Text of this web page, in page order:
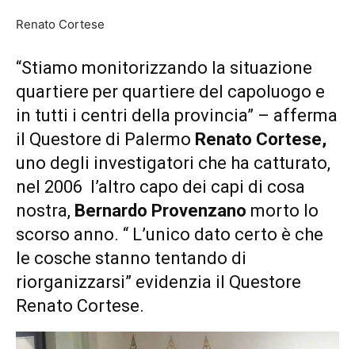
Renato Cortese
“Stiamo monitorizzando la situazione
quartiere per quartiere del capoluogo e
in tutti i centri della provincia” – afferma
il Questore di Palermo Renato Cortese,
uno degli investigatori che ha catturato,
nel 2006 l’altro capo dei capi di cosa
nostra, Bernardo Provenzano morto lo
scorso anno. “ L’unico dato certo è che
le cosche stanno tentando di
riorganizzarsi” evidenzia il Questore
Renato Cortese.